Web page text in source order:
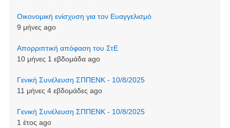
Οικονομική ενίσχυση για τον Ευαγγελισμό
9 μήνες ago
Απορριπτική απόφαση του ΣτΕ
10 μήνες 1 εβδομάδα ago
Γενική Συνέλευση ΣΠΠΕΝΚ - 10/8/2025
11 μήνες 4 εβδομάδες ago
Γενική Συνέλευση ΣΠΠΕΝΚ - 10/8/2025
1 έτος ago